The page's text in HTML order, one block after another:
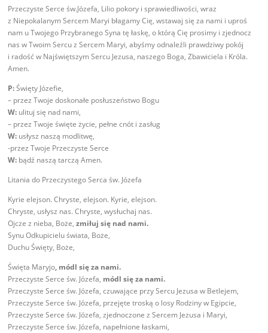
Przeczyste Serce św.Józefa, Lilio pokory i sprawiedliwości, wraz
z Niepokalanym Sercem Maryi błagamy Cię, wstawaj się za nami i uproś
nam u Twojego Przybranego Syna tę łaskę, o którą Cię prosimy i zjednocz
nas w Twoim Sercu z Sercem Maryi, abyśmy odnaleźli prawdziwy pokój
i radość w Najświętszym Sercu Jezusa, naszego Boga, Zbawiciela i Króla.
Amen.
P:Święty Józefie,
– przez Twoje doskonałe posłuszeństwo Bogu
W: ulituj się nad nami,
– przez Twoje święte życie, pełne cnót i zasług
W: usłysz naszą modlitwę,
-przez Twoje Przeczyste Serce
W: bądź naszą tarczą Amen.
Litania do Przeczystego Serca św. Józefa
Kyrie elejson. Chryste, elejson. Kyrie, elejson.
Chryste, usłysz nas. Chryste, wysłuchaj nas.
Ojcze z nieba, Boże,zmiłuj się nad nami.
Synu Odkupicielu świata, Boże,
Duchu Święty, Boże,
Święta Maryjo, módl się za nami.
Przeczyste Serce św. Józefa, módl się za nami.
Przeczyste Serce św. Józefa, czuwające przy Sercu Jezusa w Betlejem,
Przeczyste Serce św. Józefa, przejęte troską o losy Rodziny w Egipcie,
Przeczyste Serce św. Józefa, zjednoczone z Sercem Jezusa i Maryi,
Przeczyste Serce św. Józefa, napełnione łaskami,